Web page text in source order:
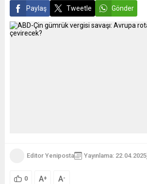
Paylaş Tweetle Gönder
Editor Yeniposta Yayınlama: 22.04.2025
0 A+ A-